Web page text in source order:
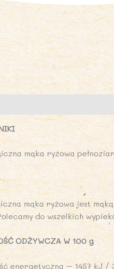
mąka ryżowa
mąka ryżowa jest
do wszelkich
ODŻYWCZA W 100 g
energetyczna – 1457 kJ /